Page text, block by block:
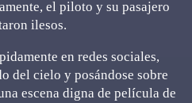
el piloto y su pasajero
ilesos.
en redes sociales,
del cielo y posándose sobre
escena digna de película de